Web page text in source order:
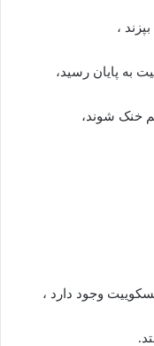
به پایان رسید،
خنک شوند،
وجود دارد ،